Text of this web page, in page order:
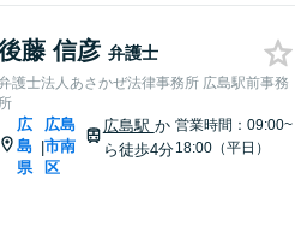
藤 信彦 弁護士
護士法人あさかぜ法律事務所 広島駅前事務
所
広
島
県
|
広島
市南
区
広島駅 か
ら徒歩4分
営業時間：09:00~
18:00（平日）